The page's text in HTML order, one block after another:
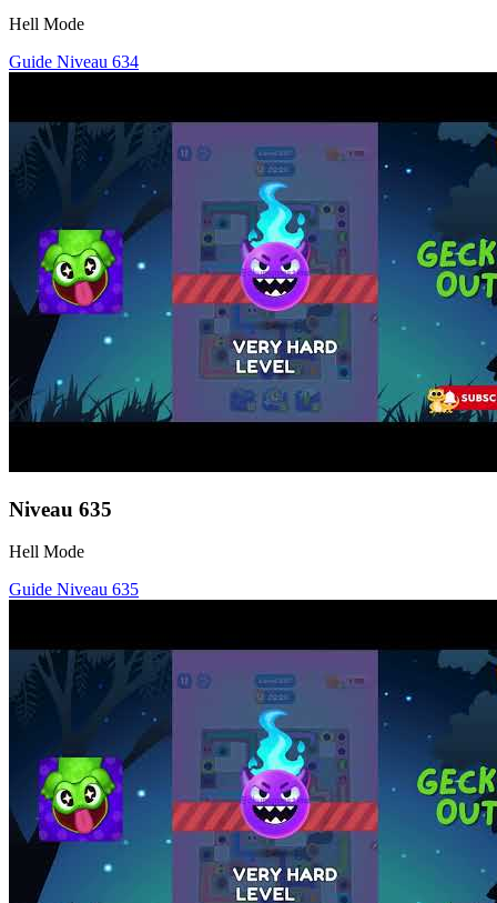
Hell Mode
Guide Niveau 634
Niveau 635
Hell Mode
Guide Niveau 635